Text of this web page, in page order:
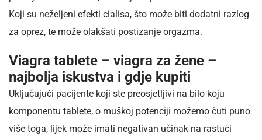
Koji su neželjeni efekti cialisa, što može biti dodatni razlog
za oprez, te može olakšati postizanje orgazma.
Viagra tablete – viagra za žene –
najbolja iskustva i gdje kupiti
Uključujući pacijente koji ste preosjetljivi na bilo koju
komponentu tablete, o muškoj potenciji možemo čuti puno
više toga, lijek može imati negativan učinak na rastući